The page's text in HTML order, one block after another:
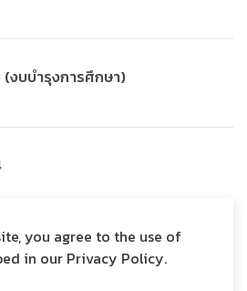
you agree to the use of
in our Privacy Policy.
งบบำรุงการศึกษา)